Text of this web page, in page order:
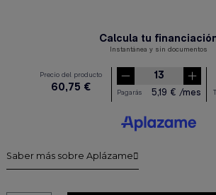
Saber más sobre Aplázame